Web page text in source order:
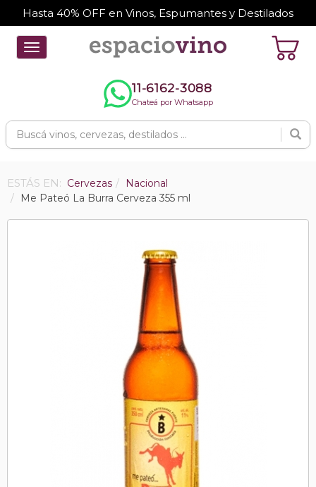
Hasta 40% OFF en Vinos, Espumantes y Destilados
Toggle
navigation
11-6162-3088
Chateá por Whatsapp
ESTÁS EN: Cervezas
Nacional
Me Pateó La Burra Cerveza 355 ml